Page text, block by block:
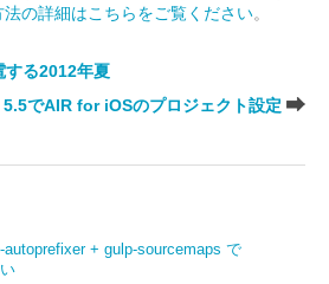
の詳細はこちらをご覧ください。
する2012年夏
でAIR for iOSのプロジェクト設定
+ gulp-sourcemaps で